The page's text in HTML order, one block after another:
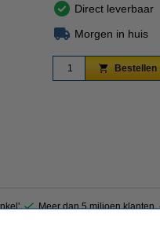
Direct leverbaar
Morgen in huis
Bestellen
Meer dan 5 miljoen klanten